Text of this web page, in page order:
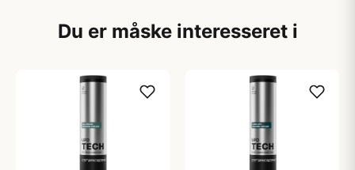
Du er måske interesseret i